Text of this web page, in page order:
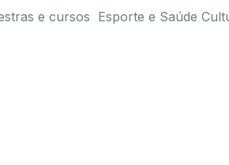
e cursos Esporte e Saúde